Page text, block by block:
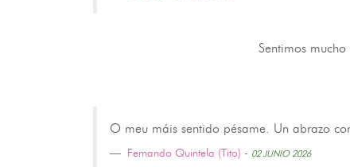
Sentimos
O meu máis sentido pésame. Un abrazo
Fernando Quintela (Tito) - 02 JUNIO 2026